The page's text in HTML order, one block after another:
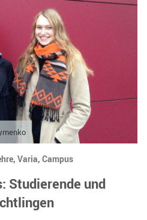
Varia, Campus
Studierende und